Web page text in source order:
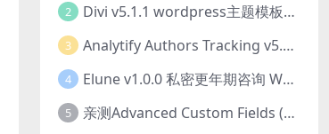
2 Divi v5.1.1 wordpress主题模板打包下载（Theme + Builder+ Extra Theme + Templates + Layouts + PSD）
3 Analytify Authors Tracking v5.0.0 插件破解版下载
4 Elune v1.0.0 私密更年期咨询 WordPress 主题下载
5 亲测Advanced Custom Fields (ACF) Pro v6.8.0.1 + Advanced Custom Fields: Extended PRO v0.9.2.3 | 网站开发自定义字段插件下载